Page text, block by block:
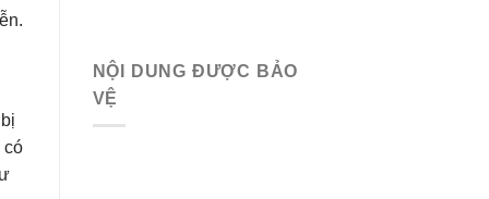
có
NỘI DUNG ĐƯỢC BẢO
VỆ